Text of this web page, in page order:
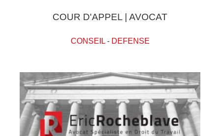
COUR D'APPEL | AVOCAT
CONSEIL- DEFENSE